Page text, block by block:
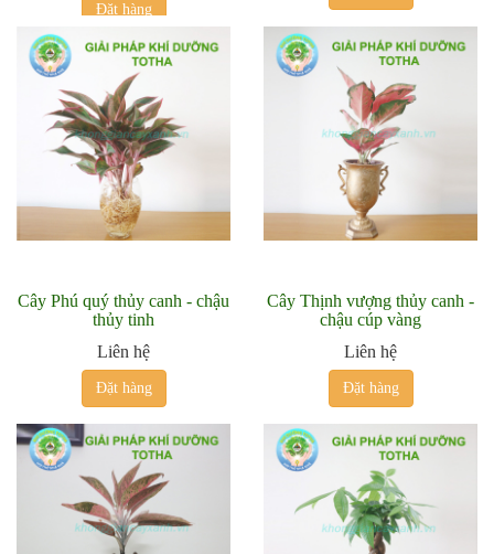
Đặt hàng
Cây Phú quý thủy canh - chậu
thủy tinh
Liên hệ
Đặt hàng
Cây Thịnh vượng thủy canh -
chậu cúp vàng
Liên hệ
Đặt hàng